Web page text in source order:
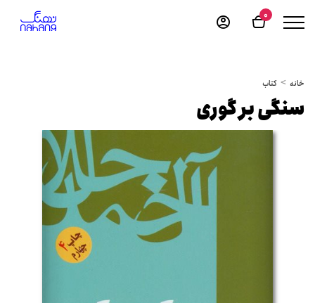
0
خانه کتاب
سنگی بر گوری